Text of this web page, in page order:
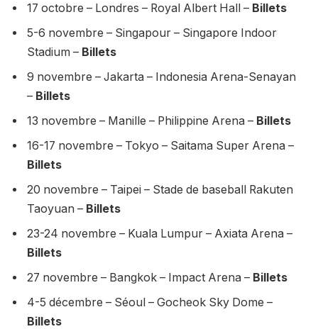
17 octobre – Londres – Royal Albert Hall – Billets
5-6 novembre – Singapour – Singapore Indoor
Stadium – Billets
9 novembre – Jakarta – Indonesia Arena-Senayan
– Billets
13 novembre – Manille – Philippine Arena – Billets
16-17 novembre – Tokyo – Saitama Super Arena –
Billets
20 novembre – Taipei – Stade de baseball Rakuten
Taoyuan – Billets
23-24 novembre – Kuala Lumpur – Axiata Arena –
Billets
27 novembre – Bangkok – Impact Arena – Billets
4-5 décembre – Séoul – Gocheok Sky Dome –
Billets